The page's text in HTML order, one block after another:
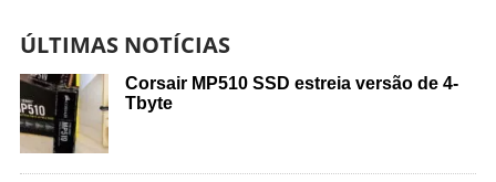
ÚLTIMAS NOTÍCIAS
Corsair MP510 SSD estreia versão de 4-
Tbyte